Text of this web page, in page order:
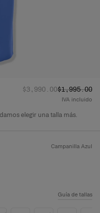
Precio habitual:
$3,990.00Precio
$1,995.00
IVA incluido
elegir una talla más.
campanilla azul
Guía de tallas